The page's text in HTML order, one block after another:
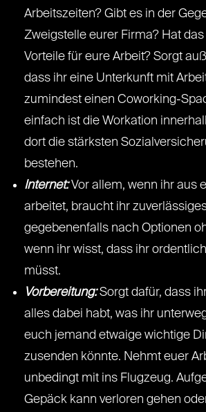
Arbeitszeiten? Gibt es in der
Zweigstelle eurer Firma? Hat
Vorteile für eure Arbeit? Sorgt
dass ihr eine Unterkunft mit
zumindest einen Coworking-
einfach ist die Workation
dort die stärksten
bestehen.
Internet: Vor allem, wenn ihr aus
arbeitet, braucht ihr
gegebenenfalls nach Optionen
wenn ihr wisst, dass ihr
müsst.
Vorbereitung:Sorgt dafür, dass
alles dabei habt, was ihr
euch jemand etwaige wichtige
zusenden könnte. Nehmt euer
unbedingt mit ins Flugzeug.
Gepäck kann verloren gehen